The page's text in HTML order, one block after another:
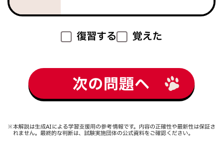
復習する 覚えた
次の問題へ
※本解説は生成AIによる学習支援用の参考情報です。内容の正確性や最新性は保証さ
れません。最終的な判断は、試験実施団体の公式資料をご確認ください。